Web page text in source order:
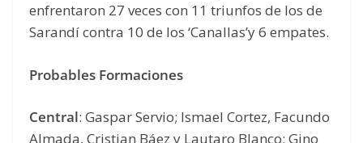
enfrentaron 27 veces con 11 triunfos de los de
Sarandí contra 10 de los ‘Canallas’y 6 empates.
Probables Formaciones
Central: Gaspar Servio; Ismael Cortez, Facundo
Almada, Cristian Báez y Lautaro Blanco; Gino